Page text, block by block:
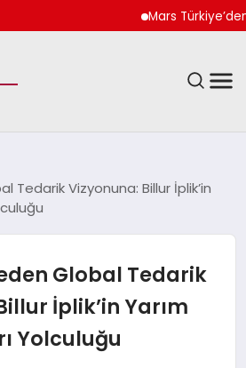
Mars Türkiye’den
Tedarik Vizyonuna: Billur İplik’in
Global Tedarik
İplik’in Yarım
Yolculuğu